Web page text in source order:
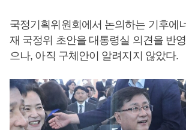
국정기획위원회에서 논의하는 기후에
재 국정위 초안을 대통령실 의견을 반
으나, 아직 구체안이 알려지지 않았다.